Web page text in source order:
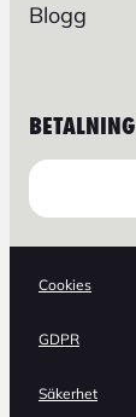
Blogg
Cookies
GDPR
Säkerhet